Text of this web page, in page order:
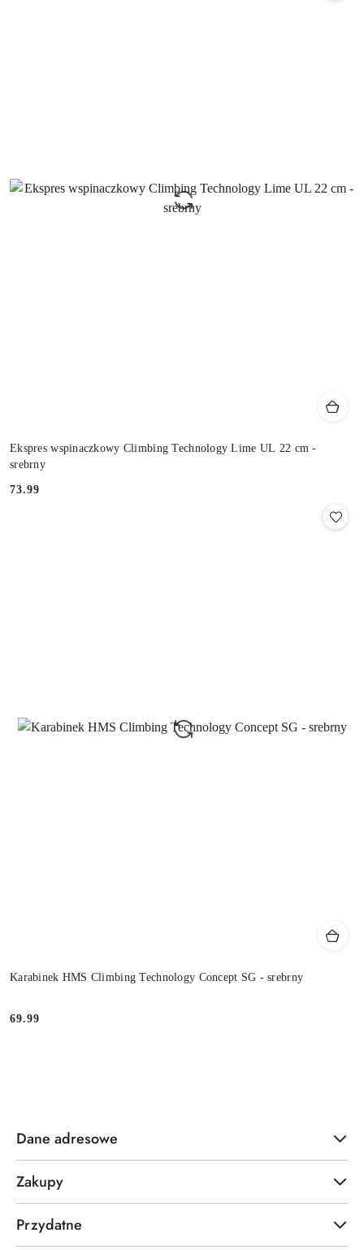
Ekspres wspinaczkowy Climbing Technology Lime UL 22 cm -
srebrny
Cena:
73.99
Karabinek HMS Climbing Technology Concept SG - srebrny
Cena:
69.99
Dane adresowe
Zakupy
Przydatne